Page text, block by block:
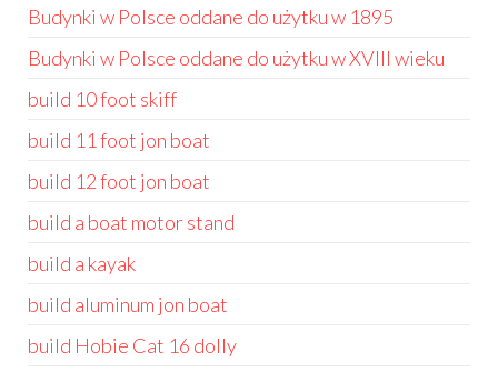
Budynki w Polsce oddane do użytku w 1895
Budynki w Polsce oddane do użytku w XVIII wieku
build 10 foot skiff
build 11 foot jon boat
build 12 foot jon boat
build a boat motor stand
build a kayak
build aluminum jon boat
build Hobie Cat 16 dolly